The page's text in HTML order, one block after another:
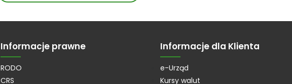
Informacje prawne
RODO
CRS
Informacje dla Klienta
e-Urząd
Kursy walut